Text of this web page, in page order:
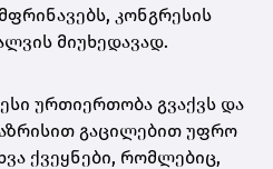
კონგრესის
მიუხედავად.
ურთიერთობა გვაქვს და
გაცილებით უფრო
ქვეყნები, რომლებიც,